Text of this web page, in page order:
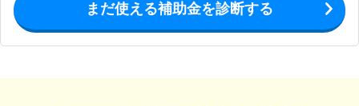
まだ使える補助金を診断する